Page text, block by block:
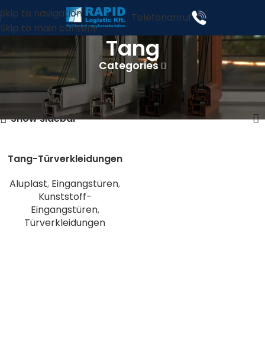
Skip to navigation
Skip to main content
Telefonanruf
Tang
Categories
Produkte verschlagwortet mit „Tang“
Einzelnes Ergebnis wird angezeigt
Show sidebar
Tang-Türverkleidungen
Aluplast, Eingangstüren,
Kunststoff-
Eingangstüren,
Türverkleidungen